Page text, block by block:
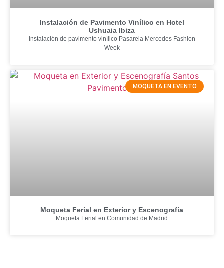
Instalación de Pavimento Vinílico en Hotel
Ushuaia Ibiza
Instalación de pavimento vinílico Pasarela Mercedes Fashion
Week
MOQUETA EN EVENTO
Moqueta Ferial en Exterior y Escenografía
Moqueta Ferial en Comunidad de Madrid